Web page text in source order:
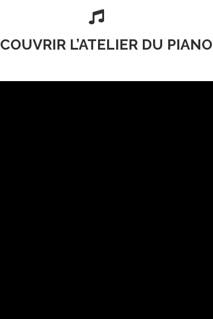

L’ATELIER DU PIANO